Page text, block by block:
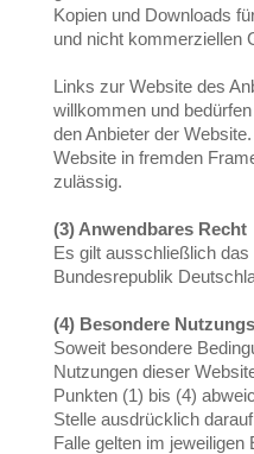
Kopien und Downloads
und nicht kommerziellen
Links zur Website des
willkommen und
den Anbieter der
Website in fremden
zulässig.
(3) Anwendbares Recht
Es gilt ausschließlich
Bundesrepublik
(4) Besondere
Soweit besondere
Nutzungen dieser
Punkten (1) bis (4)
Stelle ausdrücklich
Falle gelten im jeweiligen